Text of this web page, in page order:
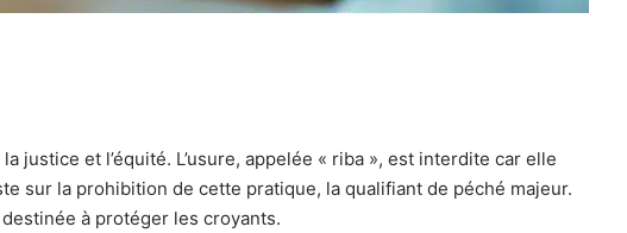
et l’équité. L’usure, appelée « riba », est interdite car elle
sur la prohibition de cette pratique, la qualifiant de péché majeur.
à protéger les croyants.